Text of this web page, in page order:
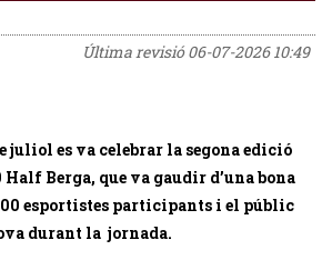
Última revisió06-07-2026 10:49
juliol es va celebrar la segona edició
Berga, que va gaudir d’una bona
esportistes participants i el públic
durant la jornada.